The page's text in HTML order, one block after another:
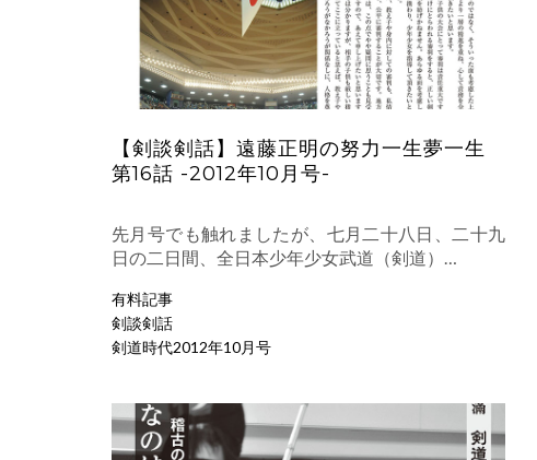
【剣談剣話】遠藤正明の努力一生夢一生
第16話 -2012年10月号-
先月号でも触れましたが、七月二十八日、二十九
日の二日間、全日本少年少女武道（剣道）…
有料記事
剣談剣話
剣道時代2012年10月号